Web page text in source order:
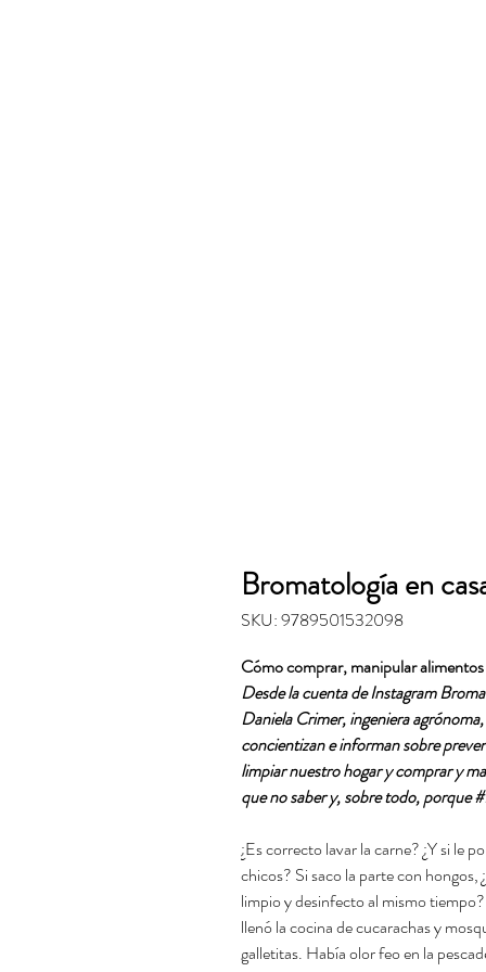
Bromatología en
SKU: 9789501532098
Cómo comprar, manipular
Desde la cuenta de Instagram
Daniela Crimer, ingeniera
concientizan e informan sobre
limpiar nuestro hogar y comprar y
que no saber y, sobre todo, porque
¿Es correcto lavar la carne? ¿Y si le
chicos? Si saco la parte con
limpio y desinfecto al mismo
llenó la cocina de cucarachas y
galletitas. Había olor feo en la